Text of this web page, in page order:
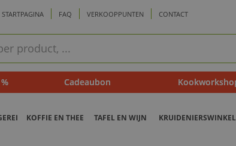
STARTPAGINA FAQ VERKOOPPUNTEN CONTACT
Cadeaubon
KOFFIE EN THEE TAFEL EN WIJN KRUIDENIERSWINKEL